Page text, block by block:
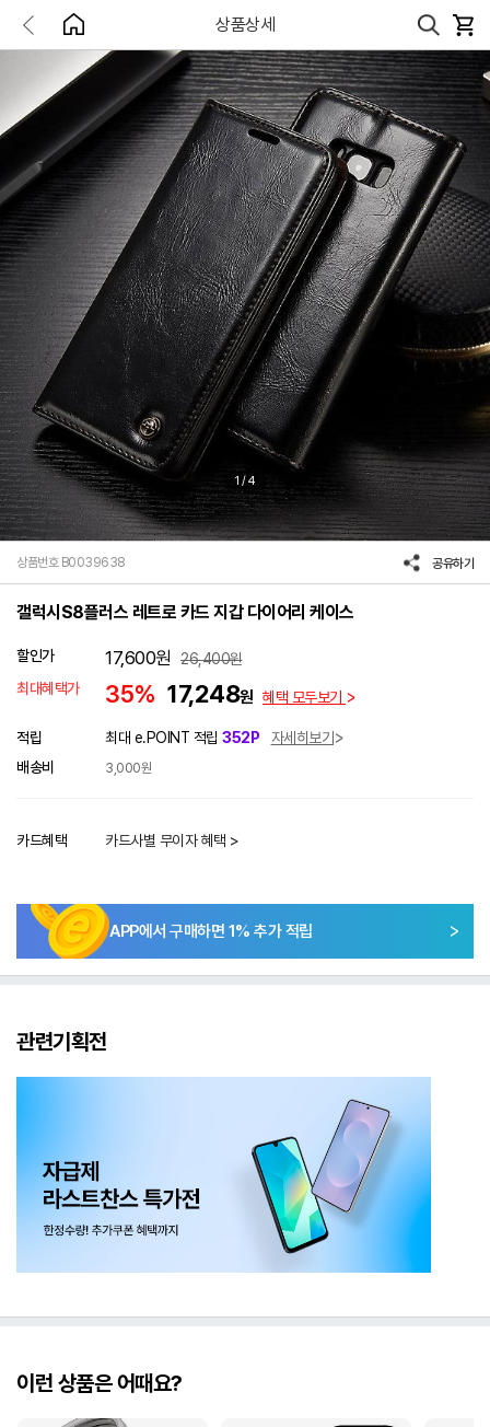
상품상세
1 /4
상품번호 B0039638 공유하기
갤럭시S8플러스 레트로 카드 지갑 다이어리 케이스
할인가 17,600원 26,400원
최대혜택가
35% 17,248원 혜택 모두보기
적립 최대 e.POINT 적립 352P
자세히보기
배송비
3,000원
카드혜택 카드사별 무이자 혜택 >
APP에서 구매하면 1% 추가 적립
관련기획전
이런 상품은 어때요?